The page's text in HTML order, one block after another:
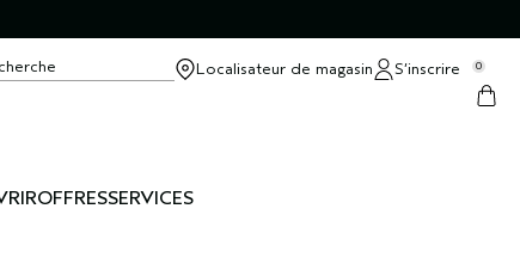
Localisateur de magasin S’inscrire 0
OFFRESSERVICES